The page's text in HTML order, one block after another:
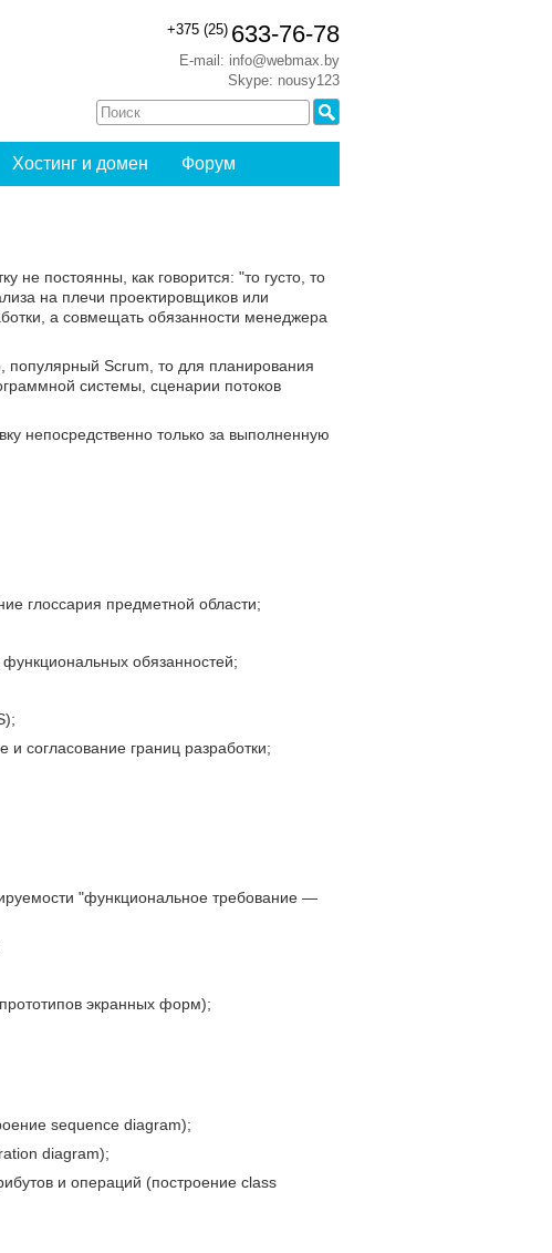
+375 (25) 633-76-78
E-mail: info@webmax.by
Skype: nousy123
Хостинг и домен Форум
не постоянны, как говорится: "то густо, то
на плечи проектировщиков или
а совмещать обязанности менеджера
популярный Scrum, то для планирования
системы, сценарии потоков
непосредственно только за выполненную
глоссария предметной области;
обязанностей;
согласование границ разработки;
"функциональное требование —
экранных форм);
sequence diagram);
diagram);
и операций (построение class